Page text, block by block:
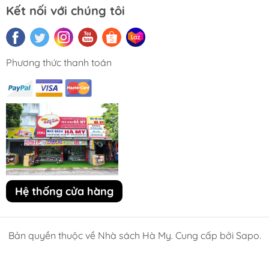
Kết nối với chúng tôi
Phương thức thanh toán
Hệ thống cửa hàng
Bản quyền thuộc về Nhà sách Hà My. Cung cấp bởi Sapo.